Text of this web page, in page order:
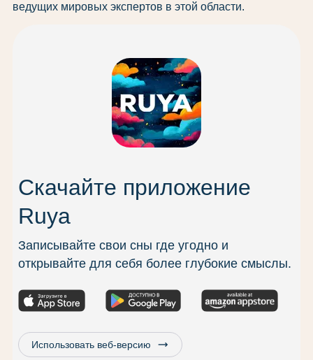
ведущих мировых экспертов в этой области.
Скачайте приложение
Ruya
Записывайте свои сны где угодно и
открывайте для себя более глубокие смыслы.
Использовать веб-версию trending_flat